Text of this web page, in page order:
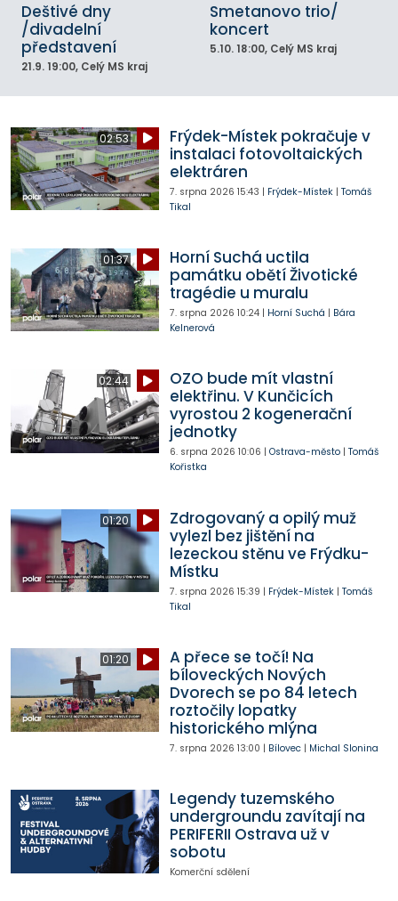
Deštivé dny
/divadelní
představení
21.9. 19:00, Celý MS kraj
Smetanovo trio/
koncert
5.10. 18:00, Celý MS kraj
02:53
Frýdek-Místek pokračuje v
instalaci fotovoltaických
elektráren
7. srpna 2026 15:43 | Frýdek-Místek| Tomáš
Tikal
01:37
Horní Suchá uctila
památku obětí Životické
tragédie u muralu
7. srpna 2026 10:24| Horní Suchá | Bára
Kelnerová
02:44
OZO bude mít vlastní
elektřinu. V Kunčicích
vyrostou 2 kogenerační
jednotky
6. srpna 2026 10:06 | Ostrava-město| Tomáš
Kořistka
01:20
Zdrogovaný a opilý muž
vylezl bez jištění na
lezeckou stěnu ve Frýdku-
Místku
7. srpna 2026 15:39 | Frýdek-Místek| Tomáš
Tikal
01:20
A přece se točí! Na
bíloveckých Nových
Dvorech se po 84 letech
roztočily lopatky
historického mlýna
7. srpna 2026 13:00 | Bílovec| Michal Slonina
Legendy tuzemského
undergroundu zavítají na
PERIFERII Ostrava už v
sobotu
Komerční sdělení